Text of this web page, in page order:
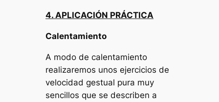
4. APLICACIÓN PRÁCTICA
Calentamiento
A modo de calentamiento
realizaremos unos ejercicios de
velocidad gestual pura muy
sencillos que se describen a